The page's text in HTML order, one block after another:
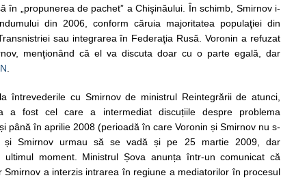
în „propunerea de pachet” a Chişinăului. În schimb, Smirnov i-
din 2006, conform căruia majoritatea populaţiei din
sau integrarea în Federaţia Rusă. Voronin a refuzat
menţionând că el va discuta doar cu o parte egală, dar
întrevederile cu Smirnov de ministrul Reintegrării de atunci,
a fost cel care a intermediat discuțiile despre problema
până în aprilie 2008 (perioadă în care Voronin și Smirnov nu s-
și Smirnov urmau să se vadă și pe 25 martie 2009, dar
moment. Ministrul Șova anunța într-un comunicat că
a interzis intrarea în regiune a mediatorilor în procesul